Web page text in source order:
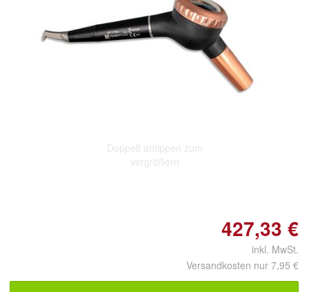
Doppelt antippen zum
vergrößern
427,33 €
inkl. MwSt.
Versandkosten nur 7,95 €